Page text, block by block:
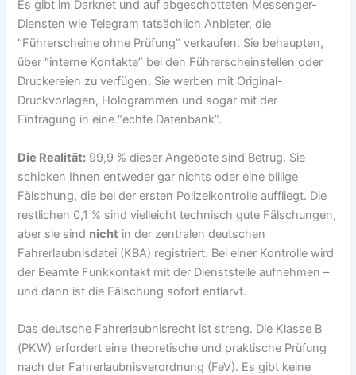
Es gibt im Darknet und auf abgeschotteten Messenger-
Diensten wie Telegram tatsächlich Anbieter, die
“Führerscheine ohne Prüfung” verkaufen. Sie behaupten,
über “interne Kontakte” bei den Führerscheinstellen oder
Druckereien zu verfügen. Sie werben mit Original-
Druckvorlagen, Hologrammen und sogar mit der
Eintragung in eine “echte Datenbank”.
Die Realität: 99,9 % dieser Angebote sind Betrug. Sie
schicken Ihnen entweder gar nichts oder eine billige
Fälschung, die bei der ersten Polizeikontrolle auffliegt. Die
restlichen 0,1 % sind vielleicht technisch gute Fälschungen,
aber sie sind nicht in der zentralen deutschen
Fahrerlaubnisdatei (KBA) registriert. Bei einer Kontrolle wird
der Beamte Funkkontakt mit der Dienststelle aufnehmen –
und dann ist die Fälschung sofort entlarvt.
Das deutsche Fahrerlaubnisrecht ist streng. Die Klasse B
(PKW) erfordert eine theoretische und praktische Prüfung
nach der Fahrerlaubnisverordnung (FeV). Es gibt keine